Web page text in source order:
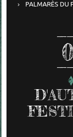
PALMARÈS DU